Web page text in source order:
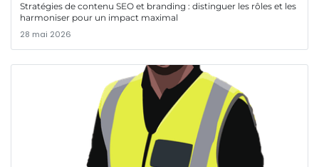
Stratégies de contenu SEO et branding : distinguer les rôles et les
harmoniser pour un impact maximal
28 mai 2026